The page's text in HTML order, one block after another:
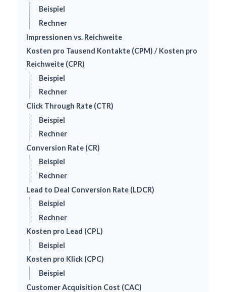
Beispiel
Rechner
Impressionen vs. Reichweite
Kosten pro Tausend Kontakte (CPM) / Kosten pro
Reichweite (CPR)
Beispiel
Rechner
Click Through Rate (CTR)
Beispiel
Rechner
Conversion Rate (CR)
Beispiel
Rechner
Lead to Deal Conversion Rate (LDCR)
Beispiel
Rechner
Kosten pro Lead (CPL)
Beispiel
Kosten pro Klick (CPC)
Beispiel
Customer Acquisition Cost (CAC)